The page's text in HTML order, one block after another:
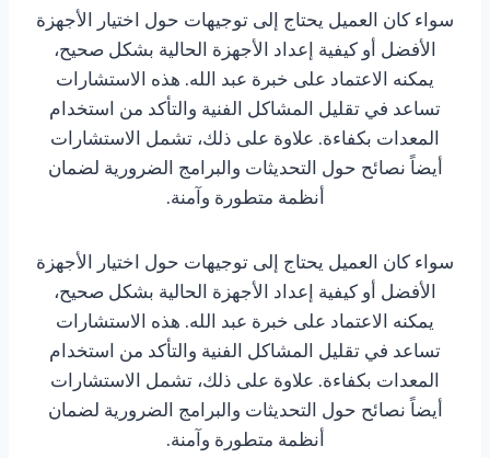
سواء كان العميل يحتاج إلى توجيهات حول اختيار الأجهزة
الأفضل أو كيفية إعداد الأجهزة الحالية بشكل صحيح،
يمكنه الاعتماد على خبرة عبد الله. هذه الاستشارات
تساعد في تقليل المشاكل الفنية والتأكد من استخدام
المعدات بكفاءة. علاوة على ذلك، تشمل الاستشارات
أيضاً نصائح حول التحديثات والبرامج الضرورية لضمان
أنظمة متطورة وآمنة.
سواء كان العميل يحتاج إلى توجيهات حول اختيار الأجهزة
الأفضل أو كيفية إعداد الأجهزة الحالية بشكل صحيح،
يمكنه الاعتماد على خبرة عبد الله. هذه الاستشارات
تساعد في تقليل المشاكل الفنية والتأكد من استخدام
المعدات بكفاءة. علاوة على ذلك، تشمل الاستشارات
أيضاً نصائح حول التحديثات والبرامج الضرورية لضمان
أنظمة متطورة وآمنة.